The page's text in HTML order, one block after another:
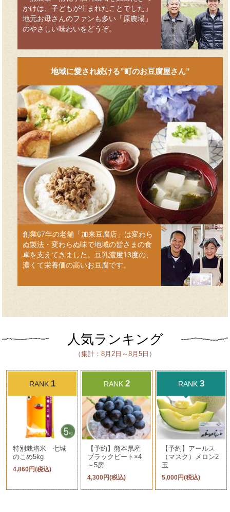
かけは、子どもが生まれたことでした」
地元お母さんのファンも多い「原農場」
のやさしい味わいをどうぞ。
地域に愛され続ける”町のお豆腐屋さん”
創業67年の老舗「加来豆腐店」は変わら
ぬ製法・変わらぬ味で地域の皆さまの食
卓を支えてきました。豆乳濃度13度の、
濃くて栄養価の高いお豆腐です。
人気ランキング
（集計：8月2日～8月5日）
RANK 1
特別栽培米 七城
のこめ5kg
4,860円(税込)
RANK 2
【予約】熊本県産
ブラックビート×4
～5房
4,300円(税込)
RANK 3
【予約】アールス
（マスク）メロン2
玉
5,000円(税込)